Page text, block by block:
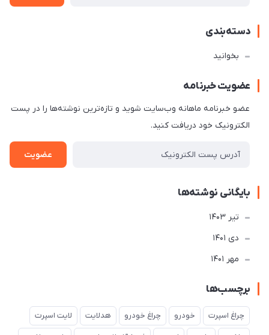
دسته‌بندی
بخوانید
عضویت خبرنامه
عضو خبرنامه ماهانه وب‌سایت شوید و تازه‌ترین نوشته‌ها را در پست
الکترونیک خود دریافت کنید.
عضویت
بایگانی نوشته‌ها
تير 1403
دی 1401
مهر 1401
برچسب‌ها
چراغ اسپرت خودرو چراغ خودرو هدلایت لایت اسپرت